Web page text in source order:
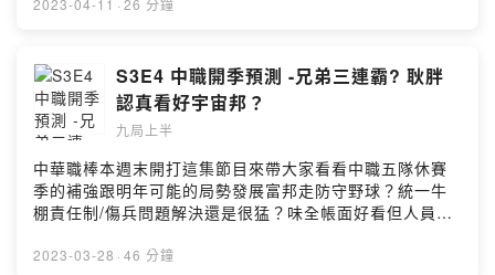
—— 以上為 Firstory Podcast 廣告 ——中職開幕打擊率
眼超級新人宋嘉翔天花板有多高？吳哲源的合約問題小額
贊助支持本節目：
https://open.firstory.me/user/ckmn4nblm0kci089746i
846t2留言告訴我你對這一集的想法：
https://open.firstory.me/user/ckmn4nblm0kci089746i
846t2/comments***喜歡我們的聽眾朋友不要忘記在各個
平台幫我們訂閱跟留下5星好評😍😍😍平台傳送門
https://open.firstory.me/user/ckmn4nblm0kci089746i
846t2/platforms有問題想跟耿胖直球對決或想合作都來這
2023-04-11 · 26 分鐘
S3E4 中職開季預測 -兄弟三連霸? 耿胖
認真看好宇宙邦？
九局上半
中華職棒本週末開打這集節目來帶大家看看中職五隊休賽
季的補強跟明年可能的局勢發展富邦走防守野球？統一牛
棚責任制/傷兵問題解決還是很猛？味全帳面好看但人員組
選？最後小遊戲耿胖就各位置選出5隊中前2名的選手最後
2023-03-28 · 46 分鐘